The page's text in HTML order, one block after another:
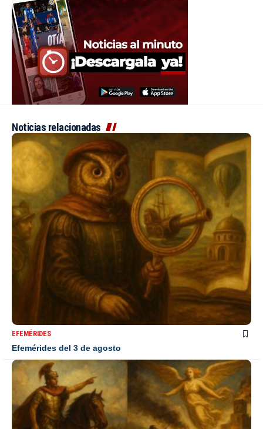
Noticias relacionadas
EFEMÉRIDES
Efemérides del 3 de agosto